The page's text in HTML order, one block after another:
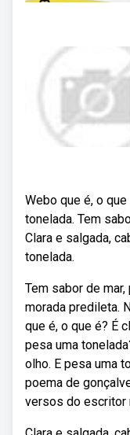
Webo que é, o
tonelada. Tem
Clara e salgada,
tonelada.
Tem sabor de
morada predileta.
que é, o que é? É
pesa uma
olho. E pesa uma
poema de
versos do escritor